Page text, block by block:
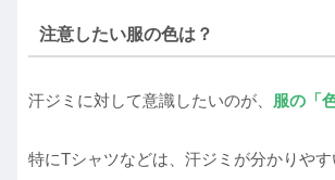
注意したい服の色は？
汗ジミに対して意識したいのが、 服の「色
特にTシャツなどは、汗ジミが分かりや